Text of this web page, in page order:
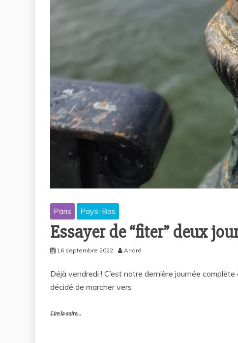
Paris Pays-Bas
Essayer de “fiter” deux
16 septembre 2022 André
Déjà vendredi ! C’est notre dernière journée
décidé de marcher vers
Lire la suite...